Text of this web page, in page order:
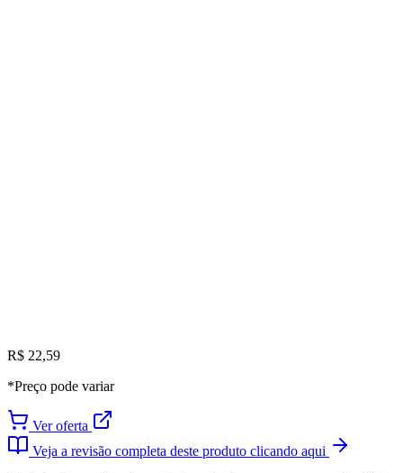
R$ 22,59
*Preço pode variar
Ver oferta
Veja a revisão completa deste produto clicando aqui